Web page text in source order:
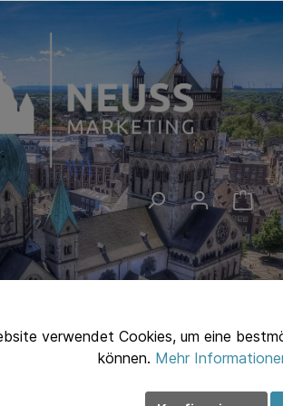
verwendet Cookies, um eine
können. Mehr